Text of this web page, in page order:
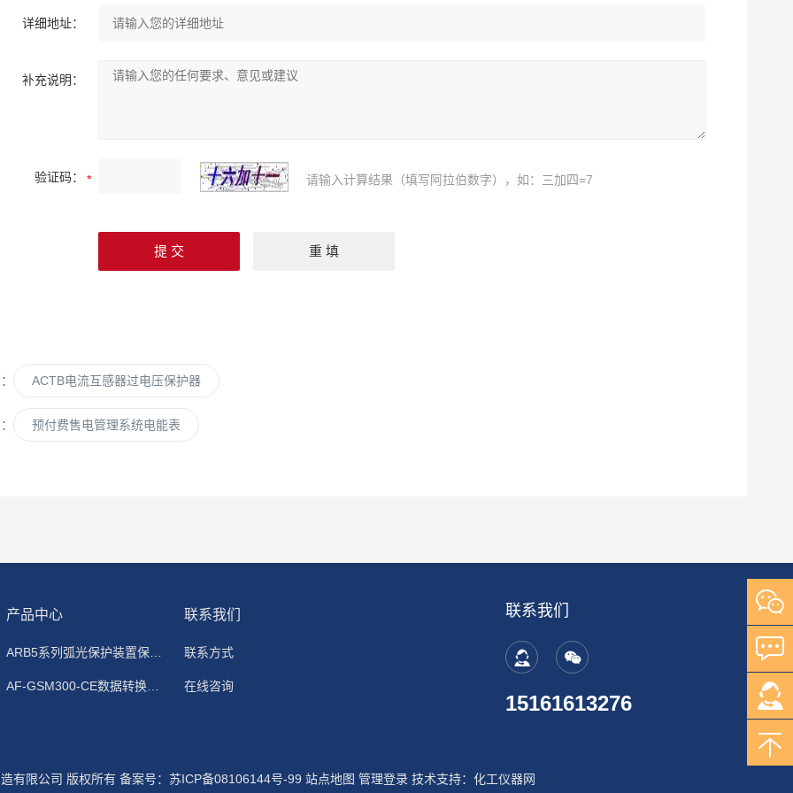
详细地址：
补充说明：
验证码： 请输入计算结果（填写阿拉伯数字），如：三加四=7
ACTB电流互感器过电压保护器
预付费售电管理系统电能表
产品中心
ARB5系列弧光保护装置保护功能原理
AF-GSM300-CE数据转换模块
联系我们
联系方式
在线咨询
联系我们
15161613276
有限公司 版权所有 备案号：苏ICP备08106144号-99 站点地图 管理登录 技术支持： 化工仪器网